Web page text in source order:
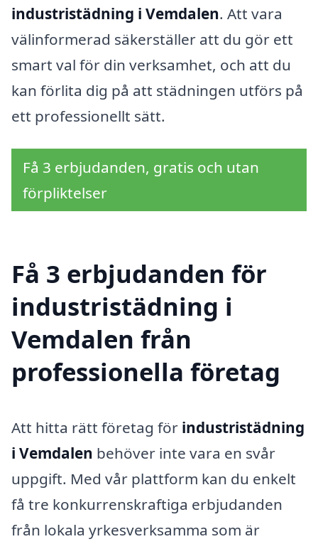
industristädning i Vemdalen. Att vara
välinformerad säkerställer att du gör ett
smart val för din verksamhet, och att du
kan förlita dig på att städningen utförs på
ett professionellt sätt.
Få 3 erbjudanden, gratis och utan
förpliktelser
Få 3 erbjudanden för
industristädning i
Vemdalen från
professionella företag
Att hitta rätt företag för industristädning
i Vemdalen behöver inte vara en svår
uppgift. Med vår plattform kan du enkelt
få tre konkurrenskraftiga erbjudanden
från lokala yrkesverksamma som är